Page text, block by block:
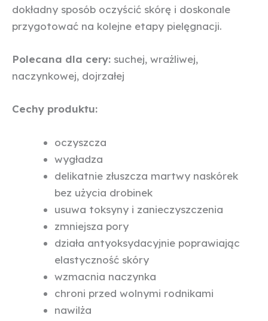
dokładny sposób oczyścić skórę i doskonale
przygotować na kolejne etapy pielęgnacji.
Polecana dla cery: suchej, wrażliwej,
naczynkowej, dojrzałej
Cechy produktu:
oczyszcza
wygładza
delikatnie złuszcza martwy naskórek
bez użycia drobinek
usuwa toksyny i zanieczyszczenia
zmniejsza pory
działa antyoksydacyjnie poprawiając
elastyczność skóry
wzmacnia naczynka
chroni przed wolnymi rodnikami
nawilża